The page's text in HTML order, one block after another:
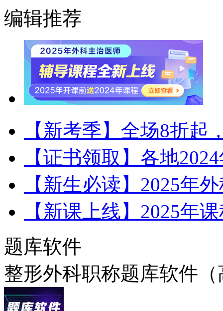
编辑推荐
【新考季】全场8折起
【证书领取】各地
【新生必读】2025年
【新课上线】2025年
题库软件
整形外科职称题库软件（